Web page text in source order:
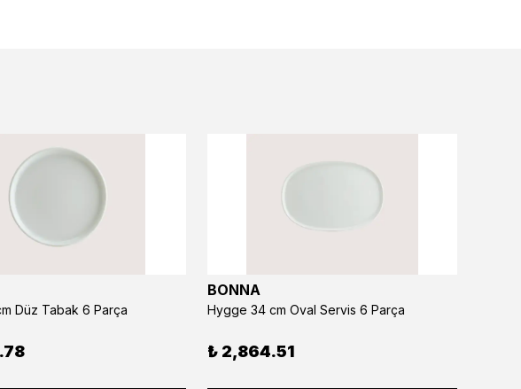
Düz Tabak 6 Parça
BONNA
Hygge 34 cm Oval Servis 6 Parça
₺ 2,864.51